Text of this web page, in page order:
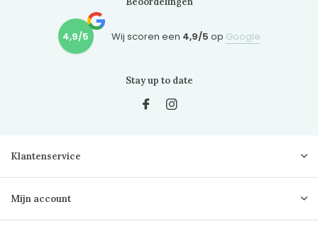
4,9/5 Wij scoren een 4,9/5 op Google
Stay up to date
Klantenservice
Mijn account